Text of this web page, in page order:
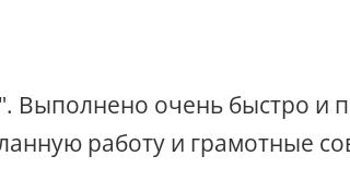
Выполнено очень быстро и
работу и грамотные